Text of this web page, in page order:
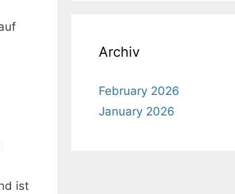
ist
Archiv
February 2026
January 2026